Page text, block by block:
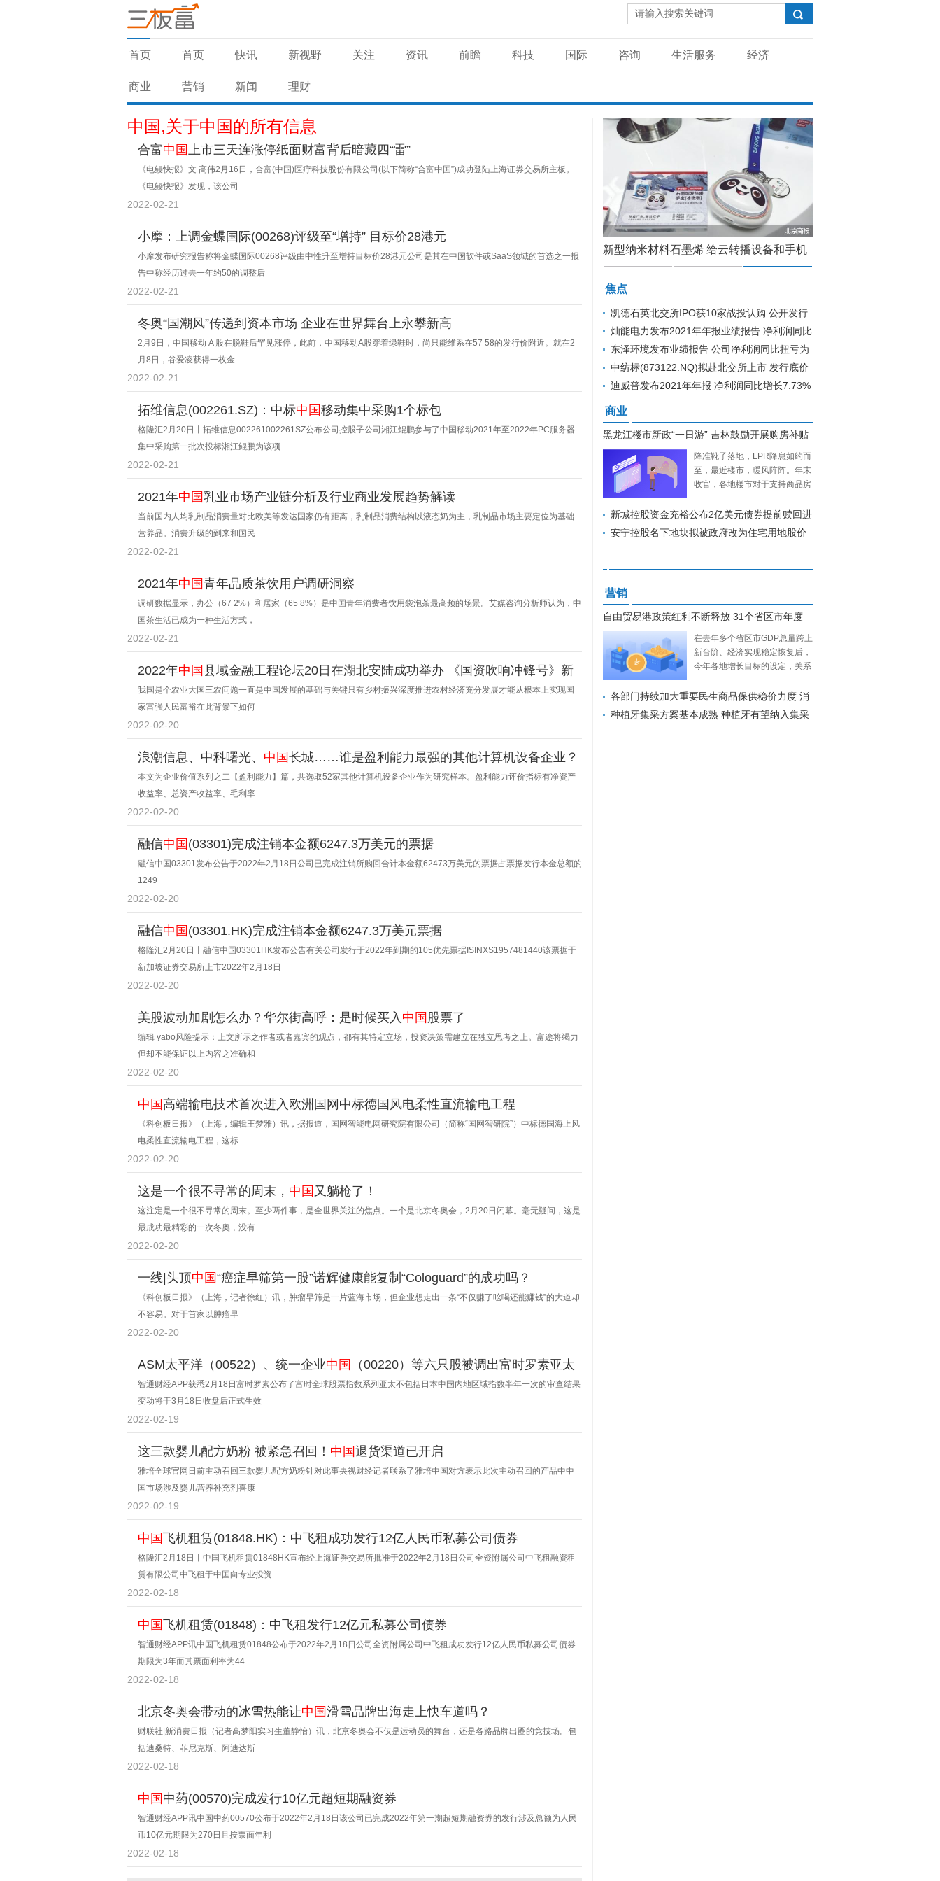
首页 首页 快讯 新视野 关注 资讯 前瞻 科技 国际 咨询 生活服务 经济
商业 营销 新闻 理财
中国,关于中国的所有信息
合富中国上市三天连涨停纸面财富背后暗藏四“雷”
《电鳗快报》文 高伟2月16日，合富(中国)医疗科技股份有限公司(以下简称“合富中国”)成功登陆上海证券交易所主板。
《电鳗快报》发现，该公司
2022-02-21
小摩：上调金蝶国际(00268)评级至“增持” 目标价28港元
小摩发布研究报告称将金蝶国际00268评级由中性升至增持目标价28港元公司是其在中国软件或SaaS领域的首选之一报
告中称经历过去一年约50的调整后
2022-02-21
冬奥“国潮风”传递到资本市场 企业在世界舞台上永攀新高
2月9日，中国移动 A 股在脱鞋后罕见涨停，此前，中国移动A股穿着绿鞋时，尚只能维系在57 58的发行价附近。就在2
月8日，谷爱凌获得一枚金
2022-02-21
拓维信息(002261.SZ)：中标中国移动集中采购1个标包
格隆汇2月20日丨拓维信息002261002261SZ公布公司控股子公司湘江鲲鹏参与了中国移动2021年至2022年PC服务器
集中采购第一批次投标湘江鲲鹏为该项
2022-02-21
2021年中国乳业市场产业链分析及行业商业发展趋势解读
当前国内人均乳制品消费量对比欧美等发达国家仍有距离，乳制品消费结构以液态奶为主，乳制品市场主要定位为基础
营养品。消费升级的到来和国民
2022-02-21
2021年中国青年品质茶饮用户调研洞察
调研数据显示，办公（67 2%）和居家（65 8%）是中国青年消费者饮用袋泡茶最高频的场景。艾媒咨询分析师认为，中
国茶生活已成为一种生活方式，
2022-02-21
2022年中国县域金融工程论坛20日在湖北安陆成功举办 《国资吹响冲锋号》新
书发布会同期举行
我国是个农业大国三农问题一直是中国发展的基础与关键只有乡村振兴深度推进农村经济充分发展才能从根本上实现国
家富强人民富裕在此背景下如何
2022-02-20
浪潮信息、中科曙光、 中国长城……谁是盈利能力最强的其他计算机设备企业？
本文为企业价值系列之二【盈利能力】篇，共选取52家其他计算机设备企业作为研究样本。盈利能力评价指标有净资产
收益率、总资产收益率、毛利率
2022-02-20
融信中国 (03301)完成注销本金额6247.3万美元的票据
融信中国03301发布公告于2022年2月18日公司已完成注销所购回合计本金额62473万美元的票据占票据发行本金总额的
1249
2022-02-20
融信中国 (03301.HK)完成注销本金额6247.3万美元票据
格隆汇2月20日丨融信中国03301HK发布公告有关公司发行于2022年到期的105优先票据ISINXS1957481440该票据于
新加坡证券交易所上市2022年2月18日
2022-02-20
美股波动加剧怎么办？华尔街高呼：是时候买入 中国 股票了
编辑 yabo风险提示：上文所示之作者或者嘉宾的观点，都有其特定立场，投资决策需建立在独立思考之上。富途将竭力
但却不能保证以上内容之准确和
2022-02-20
中国 高端输电技术首次进入欧洲国网中标德国风电柔性直流输电工程
《科创板日报》（上海，编辑王梦雅）讯，据报道，国网智能电网研究院有限公司（简称“国网智研院”）中标德国海上风
电柔性直流输电工程，这标
2022-02-20
这是一个很不寻常的周末， 中国 又躺枪了！
这注定是一个很不寻常的周末。至少两件事，是全世界关注的焦点。一个是北京冬奥会，2月20日闭幕。毫无疑问，这是
最成功最精彩的一次冬奥，没有
2022-02-20
一线|头顶中国“癌症早筛第一股”诺辉健康能复制“Cologuard”的成功吗？
《科创板日报》（上海，记者徐红）讯，肿瘤早筛是一片蓝海市场，但企业想走出一条“不仅赚了吆喝还能赚钱”的大道却
不容易。对于首家以肿瘤早
2022-02-20
ASM太平洋（00522）、统一企业中国
（00220）等六只股被调出富时罗素亚太
区域指数大盘股
智通财经APP获悉2月18日富时罗素公布了富时全球股票指数系列亚太不包括日本中国内地区域指数半年一次的审查结果
变动将于3月18日收盘后正式生效
2022-02-19
这三款婴儿配方奶粉 被紧急召回！ 中国退货渠道已开启
雅培全球官网日前主动召回三款婴儿配方奶粉针对此事央视财经记者联系了雅培中国对方表示此次主动召回的产品中中
国市场涉及婴儿营养补充剂喜康
2022-02-19
中国 飞机租赁(01848.HK)：中飞租成功发行12亿人民币私募公司债券
格隆汇2月18日丨中国飞机租赁01848HK宣布经上海证券交易所批准于2022年2月18日公司全资附属公司中飞租融资租
赁有限公司中飞租于中国向专业投资
2022-02-18
中国 飞机租赁(01848)：中飞租发行12亿元私募公司债券
智通财经APP讯中国飞机租赁01848公布于2022年2月18日公司全资附属公司中飞租成功发行12亿人民币私募公司债券
期限为3年而其票面利率为44
2022-02-18
北京冬奥会带动的冰雪热能让中国滑雪品牌出海走上快车道吗？
财联社|新消费日报（记者高梦阳实习生董静怡）讯，北京冬奥会不仅是运动员的舞台，还是各路品牌出圈的竞技场。包
括迪桑特、菲尼克斯、阿迪达斯
2022-02-18
中国 中药(00570)完成发行10亿元超短期融资券
智通财经APP讯中国中药00570公布于2022年2月18日该公司已完成2022年第一期超短期融资券的发行涉及总额为人民
币10亿元期限为270日且按票面年利
2022-02-18
经济恢复不均衡 银行需要对不良反弹风险
保持警惕
冰雪运动文化广泛传播 冰雪相关产业进入
快速发展阶段
新型纳米材料石墨烯 给云转播设备和手机
保暖
焦点
凯德石英北交所IPO获10家战投认购 公开发行
价为20元/股
灿能电力发布2021年年报业绩报告 净利润同比
下降8.36%
东泽环境发布业绩报告 公司净利润同比扭亏为
盈中纺标(873122.NQ)拟赴北交所上市 发行底价
为8元/股
迪威普发布2021年年报 净利润同比增长7.73%
商业
黑龙江楼市新政“一日游” 吉林鼓励开展购房补贴
和贷款贴息
降准靴子落地，LPR降息如约而
至，最近楼市，暖风阵阵。年末
收官，各地楼市对于支持商品房
断。梳理发现，各地
新城控股资金充裕公布2亿美元债券提前赎回进
展一季度销售业绩降幅超50%
安宁控股名下地块拟被政府改为住宅用地股价
营销
自由贸易港政策红利不断释放 31个省区市年度
GDP增长目标出炉
在去年多个省区市GDP总量跨上
新台阶、经济实现稳定恢复后，
今年各地增长目标的设定，关系
截至目前，全国31个
各部门持续加大重要民生商品保供稳价力度 消
费市场供需基本平稳
种植牙集采方案基本成熟 种植牙有望纳入集采